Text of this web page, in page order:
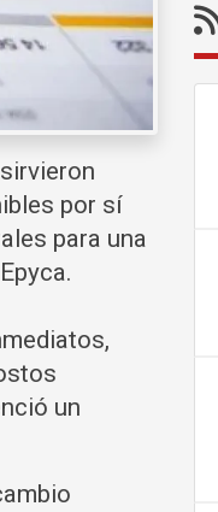
por sí
para una
un